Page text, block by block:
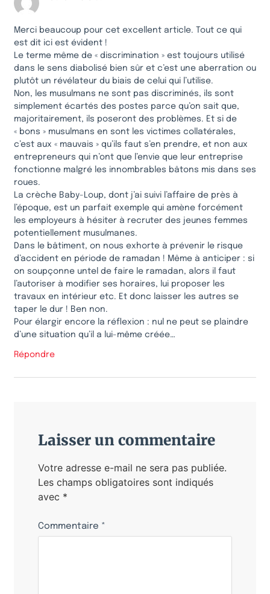
Merci beaucoup pour cet excellent article. Tout ce qui
est dit ici est évident !
Le terme même de « discrimination » est toujours utilisé
dans le sens diabolisé bien sûr et c’est une aberration ou
plutôt un révélateur du biais de celui qui l’utilise.
Non, les musulmans ne sont pas discriminés, ils sont
simplement écartés des postes parce qu’on sait que,
majoritairement, ils poseront des problèmes. Et si de
« bons » musulmans en sont les victimes collatérales,
c’est aux « mauvais » qu’ils faut s’en prendre, et non aux
entrepreneurs qui n’ont que l’envie que leur entreprise
fonctionne malgré les innombrables bâtons mis dans ses
roues.
La crèche Baby-Loup, dont j’ai suivi l’affaire de près à
l’époque, est un parfait exemple qui amène forcément
les employeurs à hésiter à recruter des jeunes femmes
potentiellement musulmanes.
Dans le bâtiment, on nous exhorte à prévenir le risque
d’accident en période de ramadan ! Même à anticiper : si
on soupçonne untel de faire le ramadan, alors il faut
l’autoriser à modifier ses horaires, lui proposer les
travaux en intérieur etc. Et donc laisser les autres se
taper le dur ! Ben non.
Pour élargir encore la réflexion : nul ne peut se plaindre
d’une situation qu’il a lui-même créée…
Répondre
Laisser un commentaire
Votre adresse e-mail ne sera pas publiée.
Les champs obligatoires sont indiqués
avec *
Commentaire *